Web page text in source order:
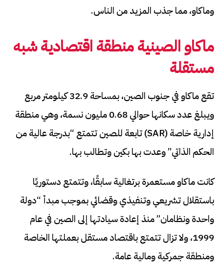
وماكاو، مما جذب المزيد من الناس.
ماكاو الصينيةمنطقة اقتصادية شبه
مستقلة
تقع ماكاو في جنوب الصين، بمساحة 32.9 كيلومتر مربع
ويبلغ عدد سكانها حوالي 0.68 مليون نسمة، وهي منطقة
إدارية خاصة (SAR) تابعة للصين تتمتع “بدرجة عالية من
الحكم الذاتي” وعدت بها بكين وتطالب بها.
كانت ماكاو مستعمرة برتغالية سابقًا، وتتمتع دستوريًا
باستقلال تشريعي وتنفيذي وقضائي بموجب مبدأ “دولة
واحدة ونظامان” منذ إعادة سيادتها إلى الصين في عام
1999، ولا تزال تتمتع باقتصاد مستقل بعملتها الخاصة
ومنطقة جمركية ومالية عامة.